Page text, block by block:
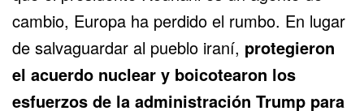
cambio, Europa ha perdido el rumbo. En lugar
de salvaguardar al pueblo iraní, protegieron
el acuerdo nuclear y boicotearon los
esfuerzos de la administración Trump para